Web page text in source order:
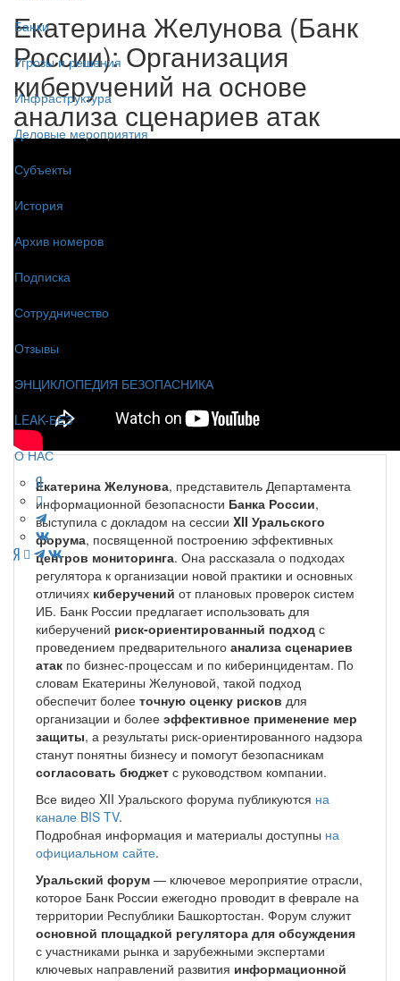
Банки
Угрозы и решения
Инфраструктура
Деловые мероприятия
Субъекты
История
Архив номеров
Подписка
Сотрудничество
Отзывы
ЭНЦИКЛОПЕДИЯ БЕЗОПАСНИКА
LEAK-БЕЗ
О НАС
Екатерина Желунова (Банк
России): Организация
киберучений на основе
анализа сценариев атак
Екатерина Желунова, представитель Департамента
информационной безопасности Банка России,
выступила с докладом на сессии XII Уральского
форума, посвященной построению эффективных
центров мониторинга. Она рассказала о подходах
регулятора к организации новой практики и основных
отличиях киберучений от плановых проверок систем
ИБ. Банк России предлагает использовать для
киберучений риск-ориентированный подход с
проведением предварительного анализа сценариев
атак по бизнес-процессам и по киберинцидентам. По
словам Екатерины Желуновой, такой подход
обеспечит более точную оценку рисков для
организации и более эффективное применение мер
защиты, а результаты риск-ориентированного надзора
станут понятны бизнесу и помогут безопасникам
согласовать бюджет с руководством компании.
Все видео XII Уральского форума публикуются на
канале BIS TV.
Подробная информация и материалы доступны на
официальном сайте.
Уральский форум — ключевое мероприятие отрасли,
которое Банк России ежегодно проводит в феврале на
территории Республики Башкортостан. Форум служит
основной площадкой регулятора для обсуждения
с участниками рынка и зарубежными экспертами
ключевых направлений развития информационной